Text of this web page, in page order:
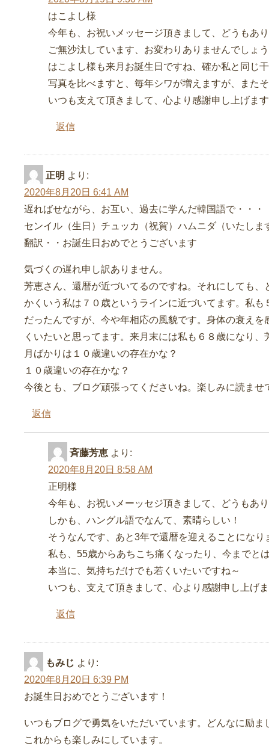
はこよし様
今年も、お祝いメッセージ頂きまして、どうもあ
ご無沙汰しています、お変わりありませんでしょ
はこよし様も来月お誕生日ですね、確か私と同じ
写真を比べますと、毎年シワが増えますが、また
いつも支えて頂きまして、心より感謝申し上げま
返信
正明 より:
2020年8月20日 6:41 AM
遅ればせながら、お互い、過去に学んだ韓国語で・・・
センイル（生日）チュッカ（祝賀）ハムニダ（いたしま
翻訳・・お誕生日おめでとうございます
気づくの遅れ申し訳ありません。
芳恵さん、還暦が近づいてるのですね。それにしても
かくいう私は７０歳というラインに近づいてます。私
だったんですが、今や年相応の風貌です。身体の衰え
くいたいと思ってます。来月末には私も６８歳になり
月ばかりは１０歳違いの存在かな？
１０歳違いの存在かな？
今後とも、ブログ頑張ってくださいね。楽しみに読ませ
返信
斉藤芳恵 より:
2020年8月20日 8:58 AM
正明様
今年も、お祝いメーッセジ頂きまして、どうもあ
しかも、ハングル語でなんて、素晴らしい！
そうなんです、あと3年で還暦を迎えることになり
私も、55歳からあちこち痛くなったり、今までと
本当に、気持ちだけでも若くいたいですね～
いつも、支えて頂きまして、心より感謝申し上げ
返信
もみじ より:
2020年8月20日 6:39 PM
お誕生日おめでとうございます！
いつもブログで勇気をいただいています。どんなに励ま
これからも楽しみにしています。